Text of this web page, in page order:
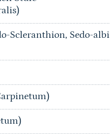
Scleranthion, Sedo-albi